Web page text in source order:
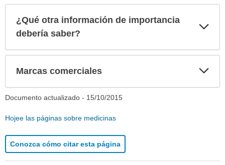
¿Qué otra información de importancia
debería saber?
Marcas comerciales
Documento actualizado - 15/10/2015
Hojee las páginas sobre medicinas
Conozca cómo citar esta página